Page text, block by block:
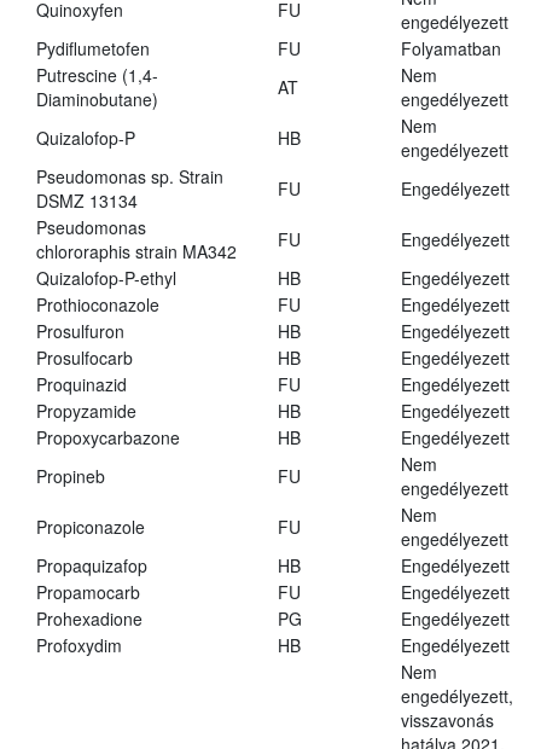
Quinoxyfen FU
engedélyezett
Pydiflumetofen
FU
Folyamatban
Putrescine (1,4-
Diaminobutane)
AT
Nem
engedélyezett
Quizalofop-P
HB
Nem
engedélyezett
Pseudomonas sp. Strain
DSMZ 13134
FU
Engedélyezett
Pseudomonas
chlororaphis strain MA342
FU
Engedélyezett
Quizalofop-P-ethyl
HB
Engedélyezett
Prothioconazole
FU
Engedélyezett
Prosulfuron
HB
Engedélyezett
Prosulfocarb
HB
Engedélyezett
Proquinazid
FU
Engedélyezett
Propyzamide
HB
Engedélyezett
Propoxycarbazone
HB
Engedélyezett
Propineb
FU
Nem
engedélyezett
Propiconazole
FU
Nem
engedélyezett
Propaquizafop
HB
Engedélyezett
Propamocarb
FU
Engedélyezett
Prohexadione
PG
Engedélyezett
Profoxydim
HB Engedélyezett
Nem
engedélyezett,
visszavonás